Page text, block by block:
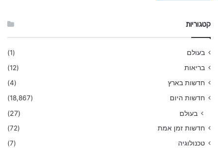
קטגוריות
בעולם
(1)
בריאות
(12)
חדשות בארץ
(4)
חדשות היום
(18,867)
בעולם (27)
חדשות זמן אמת
(72)
טכנולוגיה
(7)